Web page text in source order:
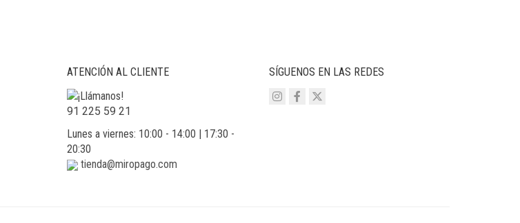
ATENCIÓN AL CLIENTE
91 225 59 21
Lunes a viernes: 10:00 - 14:00 | 17:30 -
20:30
tienda@miropago.com
SÍGUENOS EN LAS REDES